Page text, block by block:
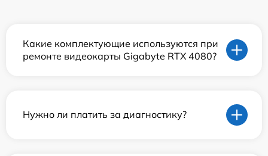
Какие комплектующие используются при
ремонте видеокарты Gigabyte RTX 4080?
Нужно ли платить за диагностику?